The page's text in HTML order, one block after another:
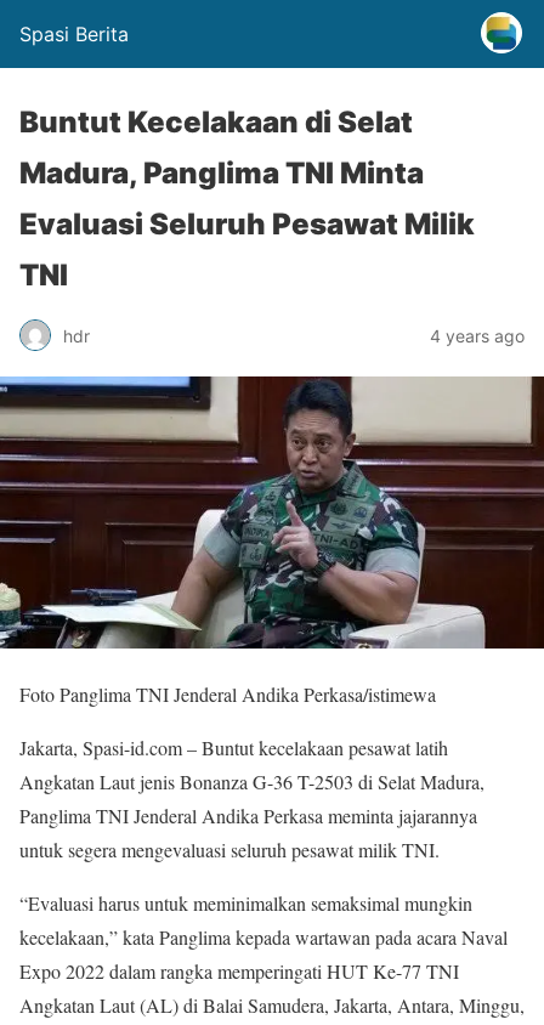
Spasi Berita
Buntut Kecelakaan di Selat
Madura, Panglima TNI Minta
Evaluasi Seluruh Pesawat Milik
TNI
hdr 4 years ago
Foto Panglima TNI Jenderal Andika Perkasa/istimewa
Jakarta, Spasi-id.com – Buntut kecelakaan pesawat latih
Angkatan Laut jenis Bonanza G-36 T-2503 di Selat Madura,
Panglima TNI Jenderal Andika Perkasa meminta jajarannya
untuk segera mengevaluasi seluruh pesawat milik TNI.
“Evaluasi harus untuk meminimalkan semaksimal mungkin
kecelakaan,” kata Panglima kepada wartawan pada acara Naval
Expo 2022 dalam rangka memperingati HUT Ke-77 TNI
Angkatan Laut (AL) di Balai Samudera, Jakarta, Antara, Minggu,